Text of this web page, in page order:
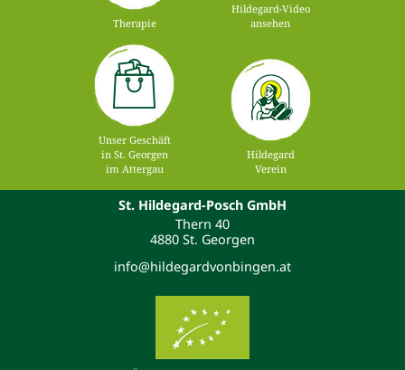
Therapie
Hildegard-Video
ansehen
Unser Geschäft
in St. Georgen
im Attergau
Hildegard
Verein
St. Hildegard-Posch GmbH
Thern 40
4880 St. Georgen
info@hildegardvonbingen.at